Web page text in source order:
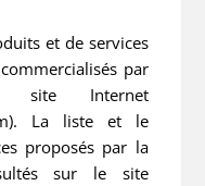
et de services
par
site Internet
La liste et le
proposés par la
sur le site